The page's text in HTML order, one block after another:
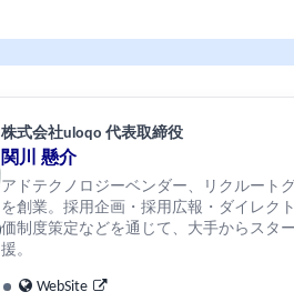
株式会社uloqo 代表取締役
関川 懸介
アドテクノロジーベンダー、リクルート
を創業。採用企画・採用広報・ダイレク
価制度策定などを通じて、大手からスタ
援。
WebSite